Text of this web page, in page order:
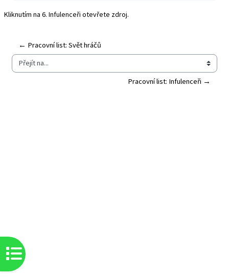
Otevřít indexu kurzu
Kliknutím na 6. Infulenceři otevřete zdroj.
← Pracovní list: Svět hráčů
Přejít na...
Pracovní list: Infulenceři →